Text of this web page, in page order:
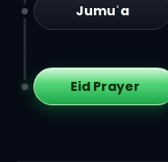
Jumuʿa
Eid Prayer